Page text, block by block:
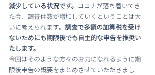
減少している状況です。 コロナが落ち着いてき
た今、調査件数が増加していくということは大
いに考えられます。 調査で多額の加算税を受け
ないためにも期限後でも自主的な申告を推奨い
たします。
今回はそのような方々のお力になれるように期
限後申告の概要をまとめさせていただきまし